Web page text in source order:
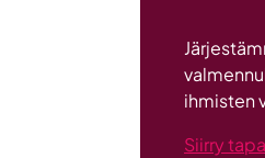
ihmisten
Siirry